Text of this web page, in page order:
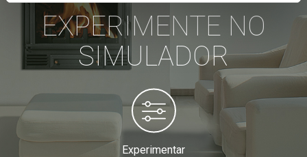
EXPERIMENTE NO
SIMULADOR
Experimentar